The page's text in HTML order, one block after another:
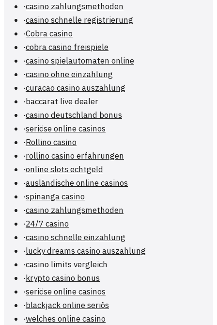
·casino zahlungsmethoden
·casino schnelle registrierung
·Cobra casino
·cobra casino freispiele
·casino spielautomaten online
·casino ohne einzahlung
·curacao casino auszahlung
·baccarat live dealer
·casino deutschland bonus
·seriöse online casinos
·Rollino casino
·rollino casino erfahrungen
·online slots echtgeld
·ausländische online casinos
·spinanga casino
·casino zahlungsmethoden
·24/7 casino
·casino schnelle einzahlung
·lucky dreams casino auszahlung
·casino limits vergleich
·krypto casino bonus
·seriöse online casinos
·blackjack online seriös
·welches online casino